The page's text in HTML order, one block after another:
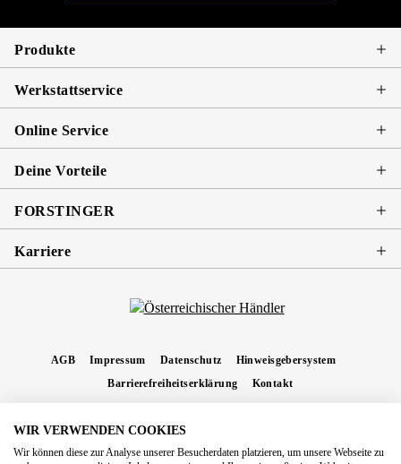
Produkte
Werkstattservice
Online Service
Deine Vorteile
FORSTINGER
Karriere
AGB Impressum Datenschutz
Hinweisgebersystem
Barrierefreiheitserklärung
Kontakt
Nachnahmegebühren, wenn nicht anders angegeben.
WIR VERWENDEN COOKIES
Wir können diese zur Analyse unserer Besucherdaten platzieren, um unsere Webseite zu